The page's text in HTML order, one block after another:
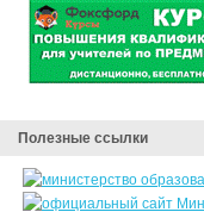
Полезные ссылки